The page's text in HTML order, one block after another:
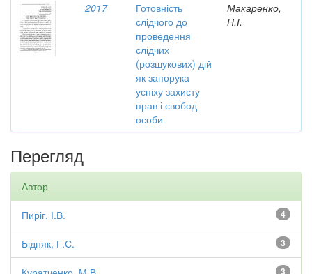
2017
Готовність
слідчого до
проведення
слідчих
(розшукових) дій
як запорука
успіху захисту
прав і свобод
особи
Макаренко,
Н.І.
Перегляд
Автор
4
Пиріг, І.В.
3
Бідняк, Г.С.
3